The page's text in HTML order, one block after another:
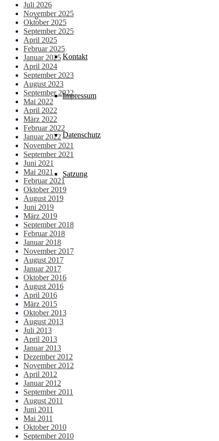
Service & Kontakt
Kontakt
Impressum
Datenschutz
Satzung
Juli 2026
November 2025
Oktober 2025
September 2025
April 2025
Februar 2025
Januar 2025
April 2024
September 2023
August 2023
September 2022
Mai 2022
April 2022
März 2022
Februar 2022
Januar 2022
November 2021
September 2021
Juni 2021
Mai 2021
Februar 2021
Oktober 2019
August 2019
Juni 2019
März 2019
September 2018
Februar 2018
Januar 2018
November 2017
August 2017
Januar 2017
Oktober 2016
August 2016
April 2016
März 2015
Oktober 2013
August 2013
Juli 2013
April 2013
Januar 2013
Dezember 2012
November 2012
April 2012
Januar 2012
September 2011
August 2011
Juni 2011
Mai 2011
Oktober 2010
September 2010